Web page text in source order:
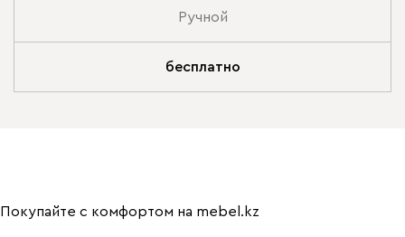
Ручной
бесплатно
Покупайте с комфортом на mebel.kz